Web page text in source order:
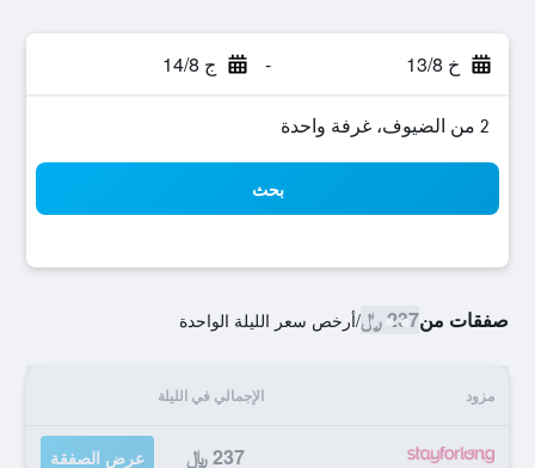
خ 13/8 - ج 14/8
2 من الضيوف، غرفة واحدة
بحث
صفقات من237 ﷼ /أرخص سعر الليلة الواحدة
مزود الإجمالي في الليلة
237 ﷼ عرض الصفقة